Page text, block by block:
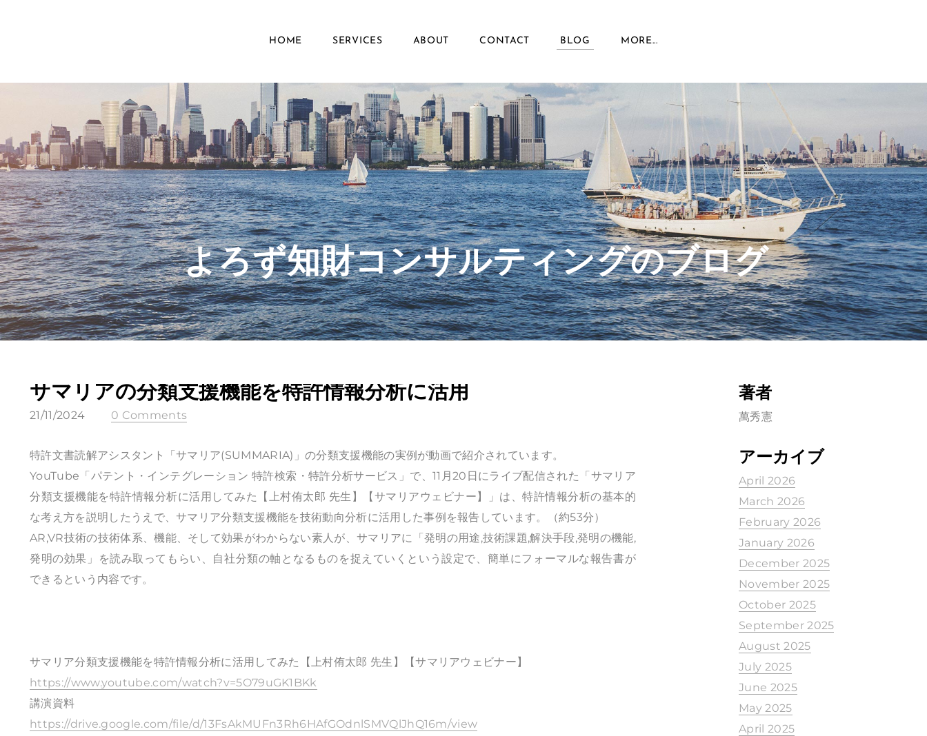
HOME SERVICES ABOUT CONTACT BLOG MORE...
​よろず知財コンサルティングのブログ
サマリアの分類支援機能を特許情報分析に活用
21/11/2024 0 Comments
特許文書読解アシスタント「サマリア(SUMMARIA)」の分類支援機能の実例が動画で紹介されています。
YouTube「パテント・インテグレーション 特許検索・特許分析サービス」で、11月20日にライブ配信された「サマリア
分類支援機能を特許情報分析に活用してみた【上村侑太郎 先生】【サマリアウェビナー】」は、特許情報分析の基本的
な考え方を説明したうえで、サマリア分類支援機能を技術動向分析に活用した事例を報告しています。（約53分）
AR,VR技術の技術体系、機能、そして効果がわからない素人が、サマリアに「発明の用途,技術課題,解決手段,発明の機能,
発明の効果」を読み取ってもらい、自社分類の軸となるものを捉えていくという設定で、簡単にフォーマルな報告書が
できるという内容です。
サマリア分類支援機能を特許情報分析に活用してみた【上村侑太郎 先生】【サマリアウェビナー】
https://www.youtube.com/watch?v=5O79uGK1BKk
講演資料
https://drive.google.com/file/d/13FsAkMUFn3Rh6HAfGOdnlSMVQlJhQ16m/view
著者
萬秀憲
アーカイブ
April 2026
March 2026
February 2026
January 2026
December 2025
November 2025
October 2025
September 2025
August 2025
July 2025
June 2025
May 2025
April 2025